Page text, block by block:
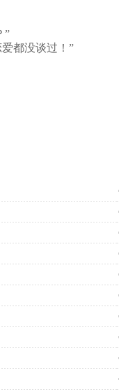
”
都没谈过！”